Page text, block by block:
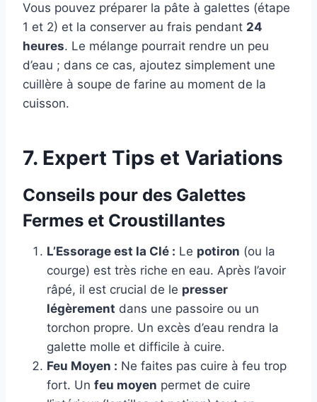
Vous pouvez préparer la pâte à galettes (étape
1 et 2) et la conserver au frais pendant 24
heures. Le mélange pourrait rendre un peu
d’eau ; dans ce cas, ajoutez simplement une
cuillère à soupe de farine au moment de la
cuisson.
7. Expert Tips et Variations
Conseils pour des Galettes
Fermes et Croustillantes
L’Essorage est la Clé : Le potiron (ou la
courge) est très riche en eau. Après l’avoir
râpé, il est crucial de le presser
légèrement dans une passoire ou un
torchon propre. Un excès d’eau rendra la
galette molle et difficile à cuire.
Feu Moyen : Ne faites pas cuire à feu trop
fort. Un feu moyen permet de cuire